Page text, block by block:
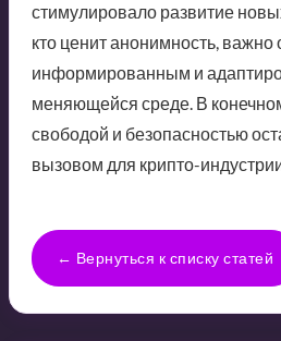
стимулировало развитие
кто ценит анонимность, важно
информированным и
меняющейся среде. В
свободой и безопасностью
вызовом для крипто-
← Вернуться к списку статей